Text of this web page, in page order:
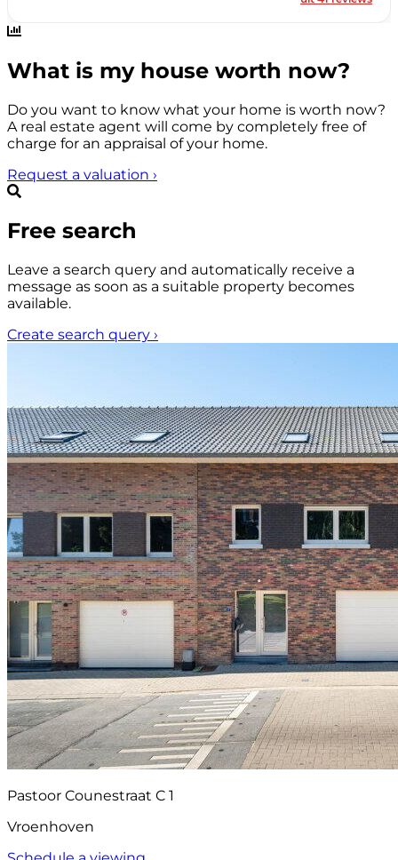
What is my house worth now?
Do you want to know what your home is worth now?
A real estate agent will come by completely free of
charge for an appraisal of your home.
Request a valuation ›
Free search
Leave a search query and automatically receive a
message as soon as a suitable property becomes
available.
Create search query ›
Pastoor Counestraat C 1
Vroenhoven